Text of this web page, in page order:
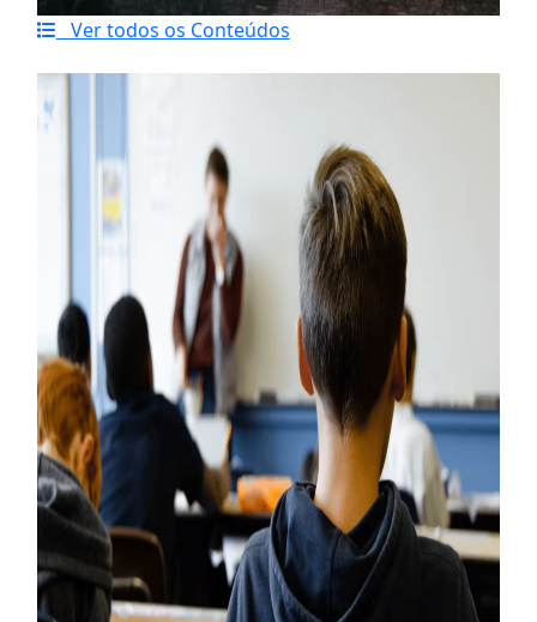
Ver todos os Conteúdos